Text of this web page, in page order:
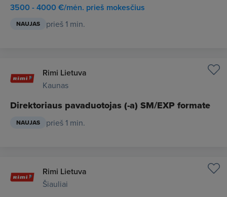
3500 - 4000 €/mėn. prieš mokesčius
NAUJAS prieš 1 min.
Rimi Lietuva
Kaunas
Direktoriaus pavaduotojas (-a) SM/EXP formate
NAUJAS prieš 1 min.
Rimi Lietuva
Šiauliai